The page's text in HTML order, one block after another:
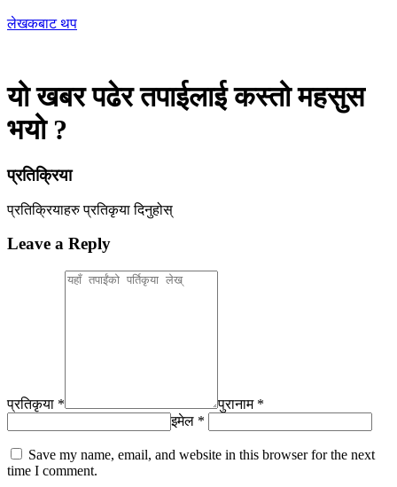
लेखकबाट थप
यो खबर पढेर तपाईलाई कस्तो महसुस
भयो ?
प्रतिक्रिया
प्रतिक्रियाहरुप्रतिकृया दिनुहोस्
Leave a Reply
प्रतिकृया *
पुरानाम *
इमेल *
Save my name, email, and website in this browser for the next
time I comment.